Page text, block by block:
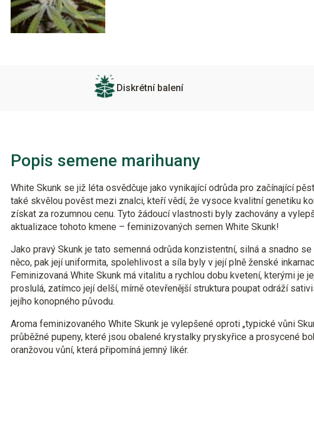
Diskrétní balení
Popis semene marihuany
White Skunk se již léta osvědčuje jako vynikající odrůda pro začínající
také skvělou pověst mezi znalci, kteří vědí, že vysoce kvalitní genetiku
získat za rozumnou cenu. Tyto žádoucí vlastnosti byly zachovány a
aktualizace tohoto kmene – feminizovaných semen White Skunk!
Jako pravý Skunk je tato semenná odrůda konzistentní, silná a snadno se
něco, pak její uniformita, spolehlivost a síla byly v její plně ženské
Feminizovaná White Skunk má vitalitu a rychlou dobu kvetení, kterými je
proslulá, zatímco její delší, mírně otevřenější struktura poupat odráží
jejího konopného původu.
Aroma feminizovaného White Skunk je vylepšené oproti „typické vůni
průběžné pupeny, které jsou obalené krystalky pryskyřice a prosycené
oranžovou vůní, která připomíná jemný likér.